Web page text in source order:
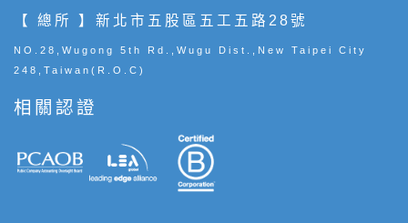
【 總所 】新北市五股區五工五路28號
NO.28,Wugong 5th Rd.,Wugu Dist.,New Taipei City
248,Taiwan(R.O.C)
相關認證